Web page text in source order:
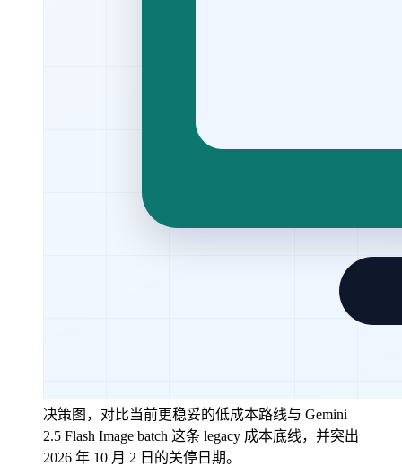
决策图，对比当前更稳妥的低成本路线与 Gemini
2.5 Flash Image batch 这条 legacy 成本底线，并突出
2026 年 10 月 2 日的关停日期。